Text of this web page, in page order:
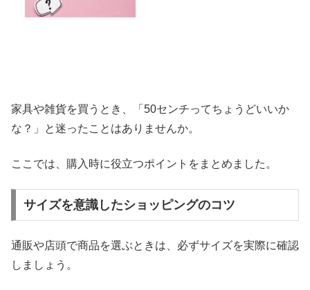
家具や雑貨を買うとき、「50センチってちょうどいいか
な？」と迷ったことはありませんか。
ここでは、購入時に役立つポイントをまとめました。
サイズを意識したショッピングのコツ
通販や店頭で商品を選ぶときは、必ずサイズを実際に確認
しましょう。